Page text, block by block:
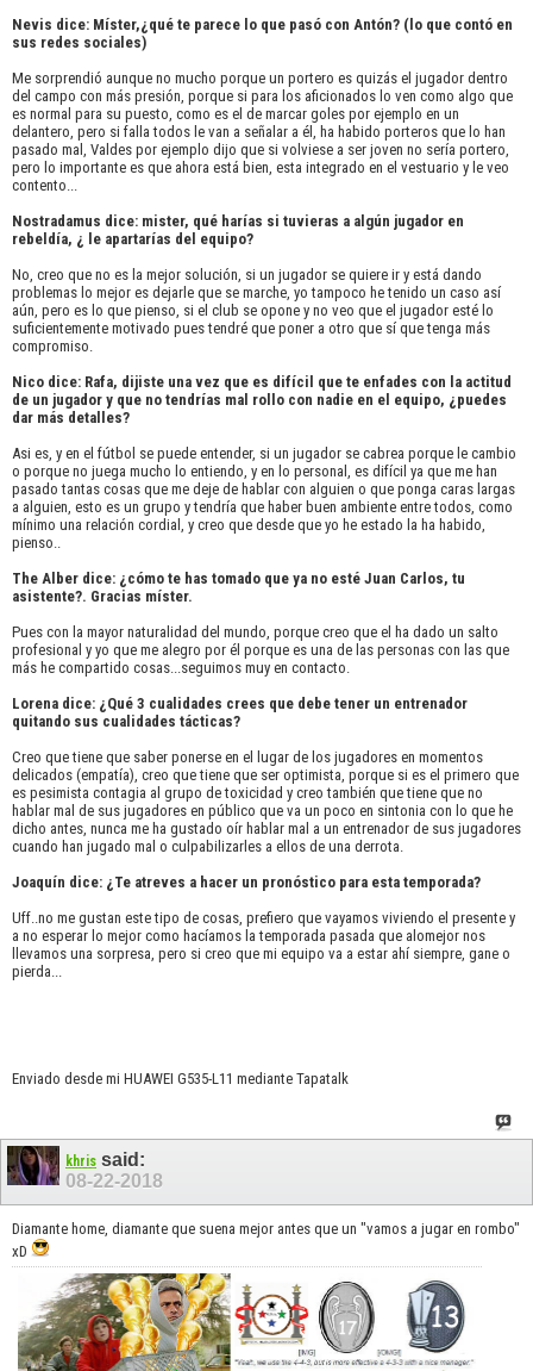
Nevis dice: Míster,¿qué te parece lo que pasó con Antón? (lo que contó en
sus redes sociales)
Me sorprendió aunque no mucho porque un portero es quizás el jugador dentro
del campo con más presión, porque si para los aficionados lo ven como algo que
es normal para su puesto, como es el de marcar goles por ejemplo en un
delantero, pero si falla todos le van a señalar a él, ha habido porteros que lo han
pasado mal, Valdes por ejemplo dijo que si volviese a ser joven no sería portero,
pero lo importante es que ahora está bien, esta integrado en el vestuario y le veo
contento...
Nostradamus dice: mister, qué harías si tuvieras a algún jugador en
rebeldía, ¿ le apartarías del equipo?
No, creo que no es la mejor solución, si un jugador se quiere ir y está dando
problemas lo mejor es dejarle que se marche, yo tampoco he tenido un caso así
aún, pero es lo que pienso, si el club se opone y no veo que el jugador esté lo
suficientemente motivado pues tendré que poner a otro que sí que tenga más
compromiso.
Nico dice: Rafa, dijiste una vez que es difícil que te enfades con la actitud
de un jugador y que no tendrías mal rollo con nadie en el equipo, ¿puedes
dar más detalles?
Asi es, y en el fútbol se puede entender, si un jugador se cabrea porque le cambio
o porque no juega mucho lo entiendo, y en lo personal, es difícil ya que me han
pasado tantas cosas que me deje de hablar con alguien o que ponga caras largas
a alguien, esto es un grupo y tendría que haber buen ambiente entre todos, como
mínimo una relación cordial, y creo que desde que yo he estado la ha habido,
pienso..
The Alber dice: ¿cómo te has tomado que ya no esté Juan Carlos, tu
asistente?. Gracias míster.
Pues con la mayor naturalidad del mundo, porque creo que el ha dado un salto
profesional y yo que me alegro por él porque es una de las personas con las que
más he compartido cosas...seguimos muy en contacto.
Lorena dice: ¿Qué 3 cualidades crees que debe tener un entrenador
quitando sus cualidades tácticas?
Creo que tiene que saber ponerse en el lugar de los jugadores en momentos
delicados (empatía), creo que tiene que ser optimista, porque si es el primero que
es pesimista contagia al grupo de toxicidad y creo también que tiene que no
hablar mal de sus jugadores en público que va un poco en sintonia con lo que he
dicho antes, nunca me ha gustado oír hablar mal a un entrenador de sus jugadores
cuando han jugado mal o culpabilizarles a ellos de una derrota.
Joaquín dice: ¿Te atreves a hacer un pronóstico para esta temporada?
Uff..no me gustan este tipo de cosas, prefiero que vayamos viviendo el presente y
a no esperar lo mejor como hacíamos la temporada pasada que alomejor nos
llevamos una sorpresa, pero si creo que mi equipo va a estar ahí siempre, gane o
pierda...
Enviado desde mi HUAWEI G535-L11 mediante Tapatalk
khris said:
08-22-2018
Diamante home, diamante que suena mejor antes que un "vamos a jugar en rombo"
xD